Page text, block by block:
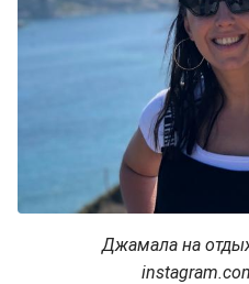
Джамала на